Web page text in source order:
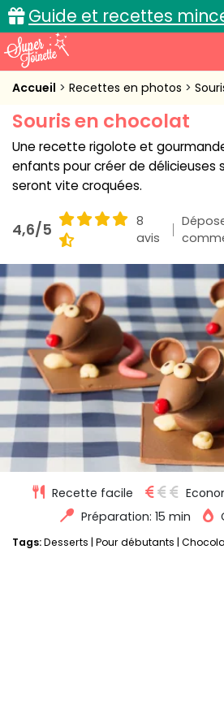
Guide et recettes
Accueil
Recettes de cuisine
Cuisine pratique
L'actu cuisine
Connexion
Accueil Recettes en photos
Souris en chocolat
Une recette rigolote et
enfants pour créer de délicieuses
seront vite croquées.
4,6/5
8
avis
Recette facile
Préparation: 15 min
Tags:Desserts Pour débutants